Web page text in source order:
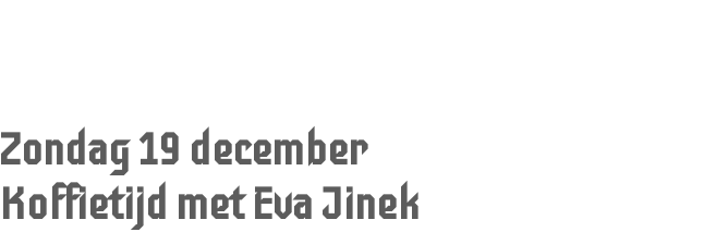
Zondag 19 december
Koffietijd met Eva Jinek